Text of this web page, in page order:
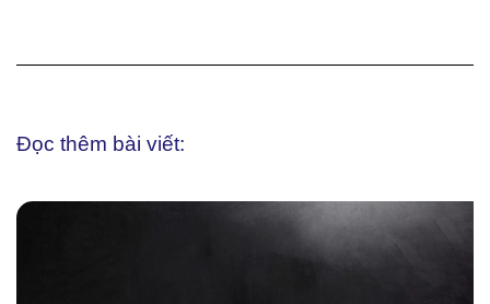
Đọc thêm bài viết: